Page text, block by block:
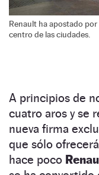
Renault ha apostado
centro de las ciudades.
A principios de
cuatro aros y se
nueva firma
que sólo
hace poco